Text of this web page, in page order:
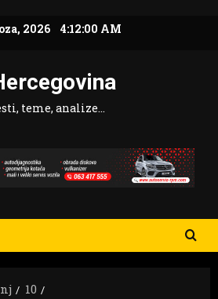
2026 4:12:02 AM
teme, analize…
10